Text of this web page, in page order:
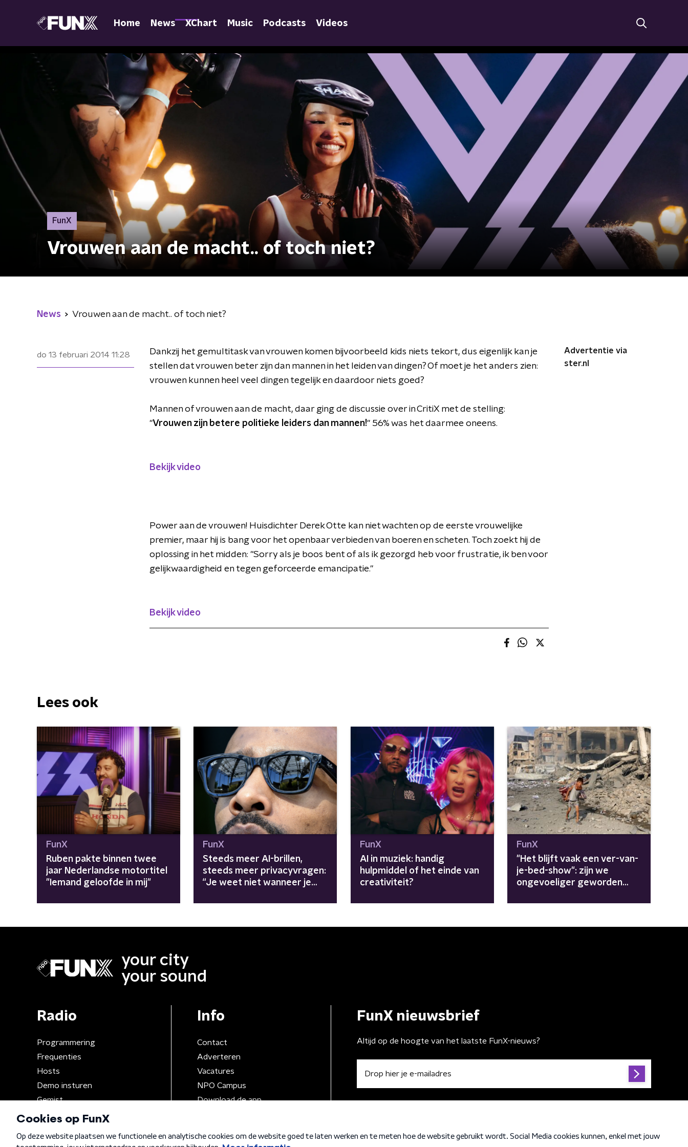
Home News XChart Music Podcasts Videos
FunX
Vrouwen aan de macht.. of toch niet?
News Vrouwen aan de macht.. of toch niet?
do 13 februari 2014 11:28
Dankzij het gemultitask van vrouwen komen bijvoorbeeld kids niets tekort, dus eigenlijk kan je
stellen dat vrouwen beter zijn dan mannen in het leiden van dingen? Of moet je het anders zien:
vrouwen kunnen heel veel dingen tegelijk en daardoor niets goed?
Mannen of vrouwen aan de macht, daar ging de discussie over in CritiX met de stelling:
"Vrouwen zijn betere politieke leiders dan mannen!" 56% was het daarmee oneens.
Bekijk video
Power aan de vrouwen! Huisdichter Derek Otte kan niet wachten op de eerste vrouwelijke
premier, maar hij is bang voor het openbaar verbieden van boeren en scheten. Toch zoekt hij de
oplossing in het midden: "Sorry als je boos bent of als ik gezorgd heb voor frustratie, ik ben voor
gelijkwaardigheid en tegen geforceerde emancipatie."
Bekijk video
Advertentie via
ster.nl
Lees ook
FunX
Ruben pakte binnen twee
jaar Nederlandse motortitel
"Iemand geloofde in mij"
FunX
Steeds meer AI-brillen,
steeds meer privacyvragen:
“Je weet niet wanneer je
FunX
AI in muziek: handig
hulpmiddel of het einde van
creativiteit?
FunX
"Het blijft vaak een ver-van-
je-bed-show": zijn we
ongevoeliger geworden
leed en oorlog?
your city
your sound
Radio
Programmering
Frequenties
Hosts
Demo insturen
Gemist
Info
Contact
Adverteren
Vacatures
NPO Campus
Download de app
FunX nieuwsbrief
Altijd op de hoogte van het laatste FunX-nieuws?